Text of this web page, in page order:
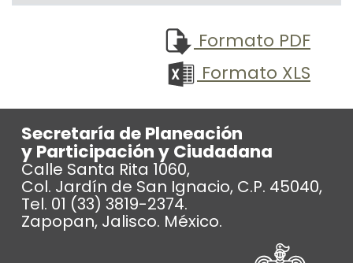
Formato PDF
Formato XLS
Secretaría de Planeación
y Participación y Ciudadana
Calle Santa Rita 1060,
Col. Jardín de San Ignacio, C.P. 45040,
Tel. 01 (33) 3819-2374.
Zapopan, Jalisco. México.